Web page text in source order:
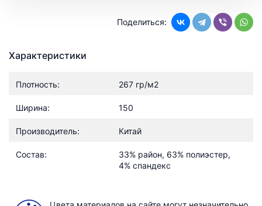
Поделиться:
Характеристики
Плотность: 267 гр/м2
Ширина: 150
Производитель: Китай
Состав:
33% район, 63% полиэстер,
4% спандекс